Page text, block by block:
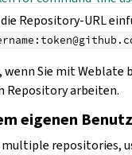
Repository-URL
wenn Sie mit Weblate
Repository arbeiten.
eigenen
repositories,